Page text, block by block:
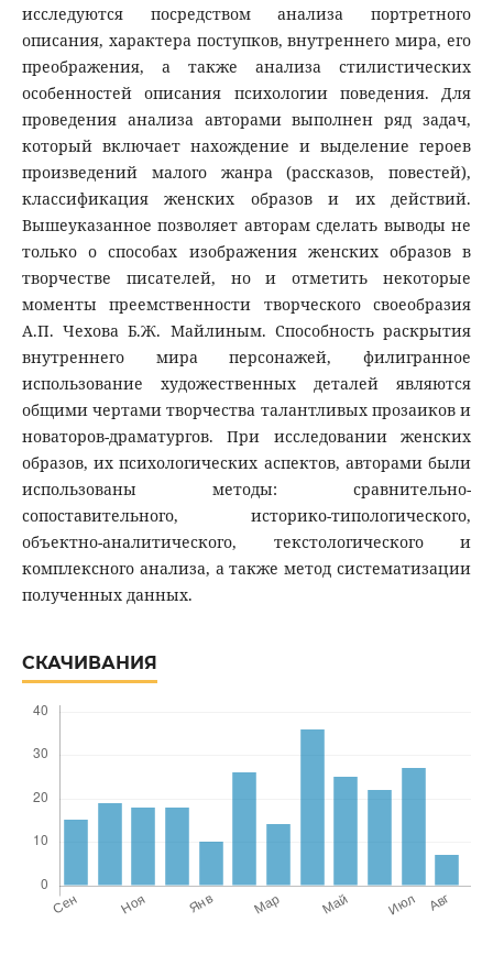
исследуются посредством анализа портретного
описания, характера поступков, внутреннего мира, его
преображения, а также анализа стилистических
особенностей описания психологии поведения. Для
проведения анализа авторами выполнен ряд задач,
который включает нахождение и выделение героев
произведений малого жанра (рассказов, повестей),
классификация женских образов и их действий.
Вышеуказанное позволяет авторам сделать выводы не
только о способах изображения женских образов в
творчестве писателей, но и отметить некоторые
моменты преемственности творческого своеобразия
А.П. Чехова Б.Ж. Майлиным. Способность раскрытия
внутреннего мира персонажей, филигранное
использование художественных деталей являются
общими чертами творчества талантливых прозаиков и
новаторов-драматургов. При исследовании женских
образов, их психологических аспектов, авторами были
использованы методы: сравнительно-
сопоставительного, историко-типологического,
объектно-аналитического, текстологического и
комплексного анализа, а также метод систематизации
полученных данных.
СКАЧИВАНИЯ